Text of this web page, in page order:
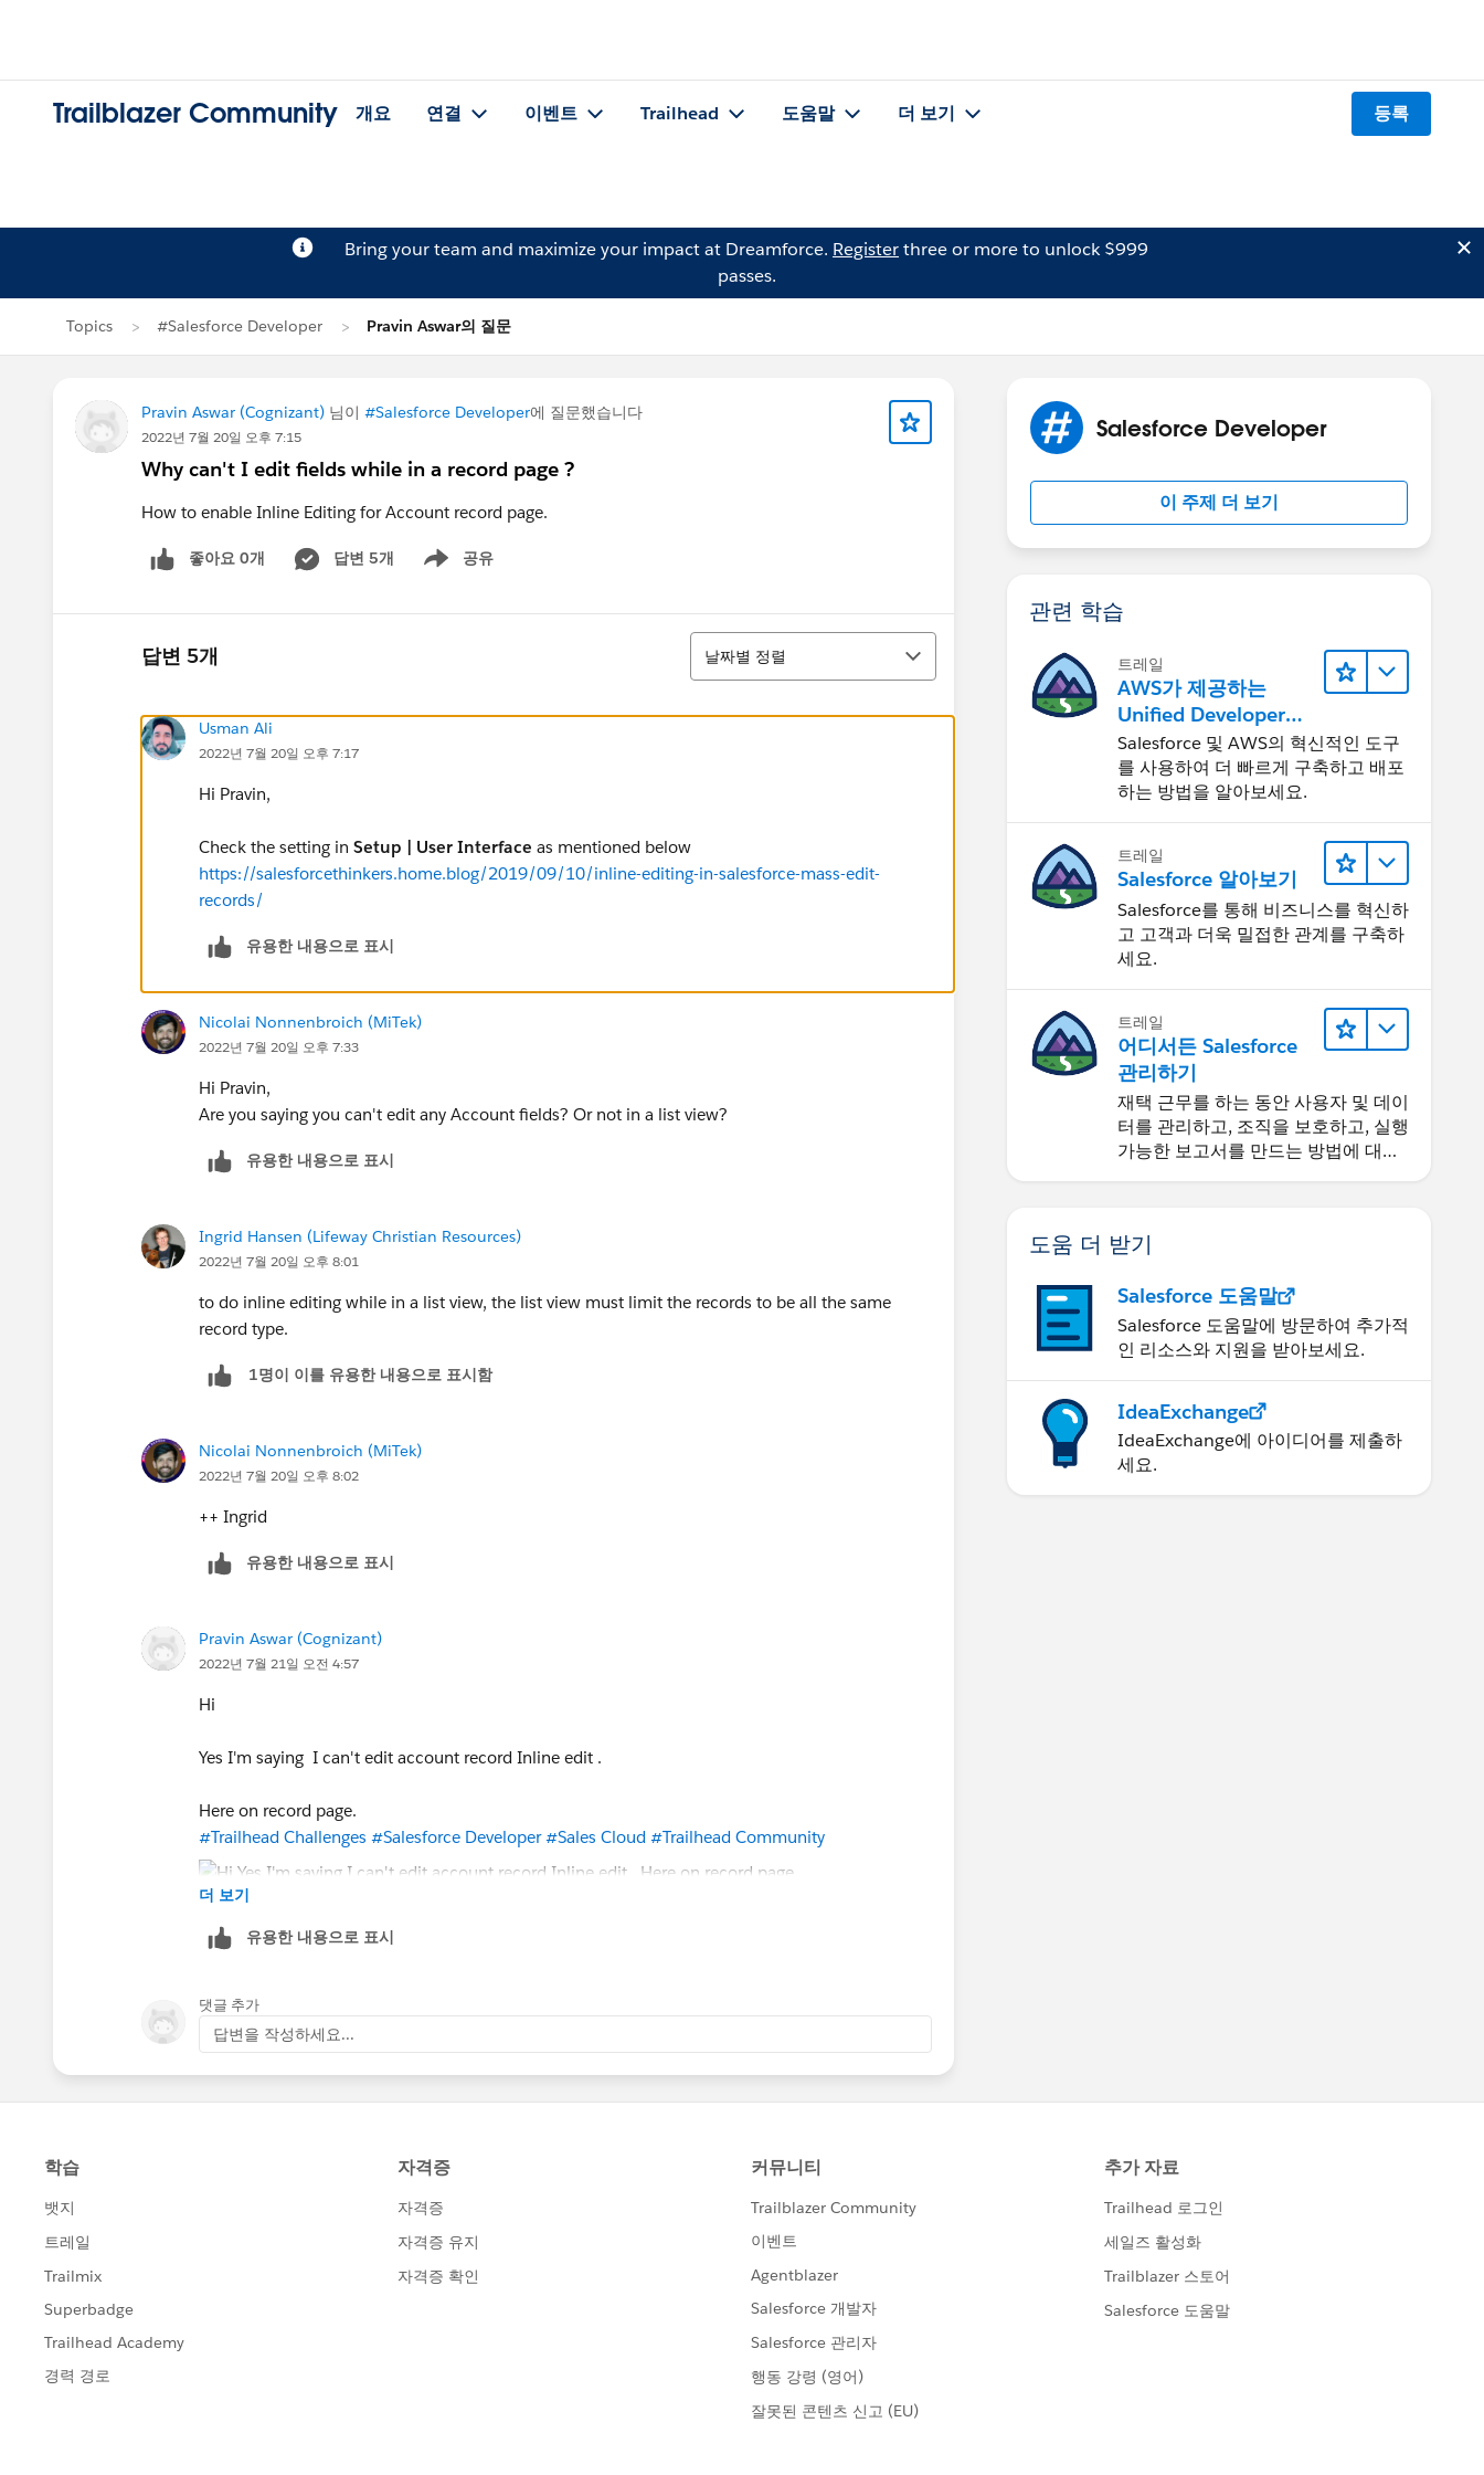
Trailblazer Community 개요 연결 이벤트 Trailhead 도움말 더 보기 등록
Bring your team and maximize your impact at Dreamforce. Registerthree or more to unlock $999
passes.
Topics #Salesforce Developer Pravin Aswar의 질문
Pravin Aswar (Cognizant) 님이 #Salesforce Developer에 질문했습니다
2022년 7월 20일 오후 7:15
Why can't I edit fields while in a record page ?
How to enable Inline Editing for Account record page.
좋아요 0개 답변 5개 공유
Show menu
답변 5개
정렬
날짜별 정렬
Usman Ali
2022년 7월 20일 오후 7:17
Hi Pravin,
Check the setting in Setup | User Interface as mentioned below
https://salesforcethinkers.home.blog/2019/09/10/inline-editing-in-salesforce-mass-edit-
records/
유용한 내용으로 표시
Nicolai Nonnenbroich (MiTek)
2022년 7월 20일 오후 7:33
Hi Pravin,
Are you saying you can't edit any Account fields? Or not in a list view?
유용한 내용으로 표시
Ingrid Hansen (Lifeway Christian Resources)
2022년 7월 20일 오후 8:01
to do inline editing while in a list view, the list view must limit the records to be all the same
record type.
1명이 이를 유용한 내용으로 표시함
Nicolai Nonnenbroich (MiTek)
2022년 7월 20일 오후 8:02
++ Ingrid
유용한 내용으로 표시
Pravin Aswar (Cognizant)
2022년 7월 21일 오전 4:57
Hi
Yes I'm saying I can't edit account record Inline edit .
Here on record page.
#Trailhead Challenges #Salesforce Developer #Sales Cloud #Trailhead Community
더 보기
유용한 내용으로 표시
댓글 추가
답변을 작성하세요...
Salesforce Developer
이 주제 더 보기
관련 학습
트레일
AWS가 제공하는
Unified Developer
Experience 둘러보기
Salesforce 및 AWS의 혁신적인 도구
를 사용하여 더 빠르게 구축하고 배포
하는 방법을 알아보세요.
트레일
Salesforce 알아보기
Salesforce를 통해 비즈니스를 혁신하
고 고객과 더욱 밀접한 관계를 구축하
세요.
트레일
어디서든 Salesforce
관리하기
재택 근무를 하는 동안 사용자 및 데이
터를 관리하고, 조직을 보호하고, 실행
가능한 보고서를 만드는 방법에 대해
도움 더 받기
Salesforce 도움말
Salesforce 도움말에 방문하여 추가적
인 리소스와 지원을 받아보세요.
IdeaExchange
IdeaExchange에 아이디어를 제출하
세요.